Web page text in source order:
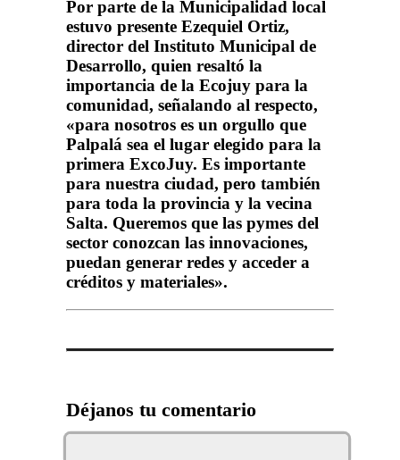
Por parte de la Municipalidad local
estuvo presente Ezequiel Ortiz,
director del Instituto Municipal de
Desarrollo, quien resaltó la
importancia de la Ecojuy para la
comunidad, señalando al respecto,
«para nosotros es un orgullo que
Palpalá sea el lugar elegido para la
primera ExcoJuy. Es importante
para nuestra ciudad, pero también
para toda la provincia y la vecina
Salta. Queremos que las pymes del
sector conozcan las innovaciones,
puedan generar redes y acceder a
créditos y materiales».
Déjanos tu comentario